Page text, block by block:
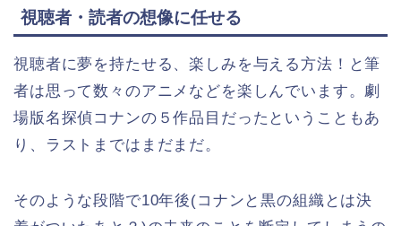
視聴者・読者の想像に任せる
視聴者に夢を持たせる、楽しみを与える方法！と筆
者は思って数々のアニメなどを楽しんでいます。劇
場版名探偵コナンの５作品目だったということもあ
り、ラストまではまだまだ。
そのような段階で10年後(コナンと黒の組織とは決